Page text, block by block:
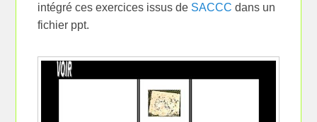
intégré ces exercices issus de SACCC dans un
fichier ppt.